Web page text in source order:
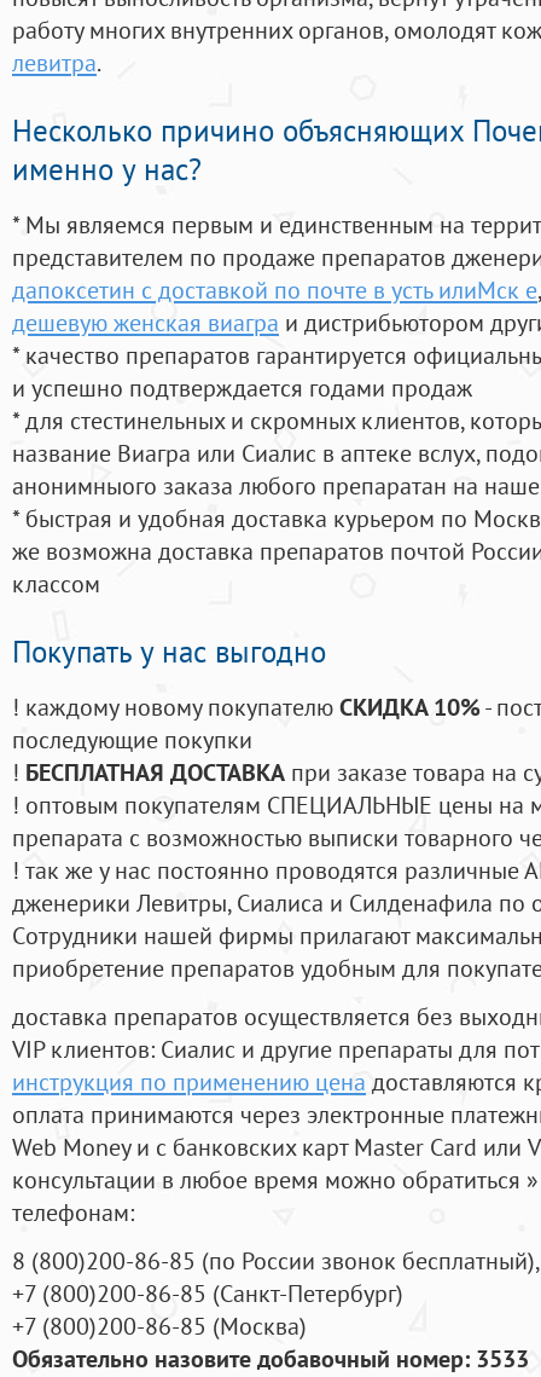
работу многих внутренних органов, омолодят
левитра.
Несколько причино объясняющих
именно у нас?
* Мы являемся первым и единственным на
представителем по продаже препаратов
дапоксетин с доставкой по почте в усть илиМск е
дешевую женская виагра и дистрибьютором
* качество препаратов гарантируется
и успешно подтверждается годами продаж
* для стестинельных и скромных клиентов,
название Виагра или Сиалис в аптеке вслух,
анонимныого заказа любого препаратан на
* быстрая и удобная доставка курьером по
же возможна доставка препаратов почтой
классом
Покупать у нас выгодно
! каждому новому покупателюСКИДКА 10%-
последующие покупки
! БЕСПЛАТНАЯ ДОСТАВКА при заказе товара на
! оптовым покупателям СПЕЦИАЛЬНЫЕ цены на
препарата с возможностью выписки товарного
! так же у нас постоянно проводятся
дженерики Левитры, Сиалиса и Силденафила по
Cотрудники нашей фирмы прилагают
приобретение препаратов удобным для
доставка препаратов осуществляется без
VIP клиентов: Сиалис и другие препараты для
инструкция по применению цена доставляются
оплата принимаются через электронные
Web Money и с банковских карт Master Card или
консультации в любое время можно обратиться
телефонам:
8 (800)200-86-85 (по России звонок бесплатный),
+7 (800)200-86-85 (Санкт-Петербург)
+7 (800)200-86-85 (Москва)
Обязательно назовите добавочный номер: 3533